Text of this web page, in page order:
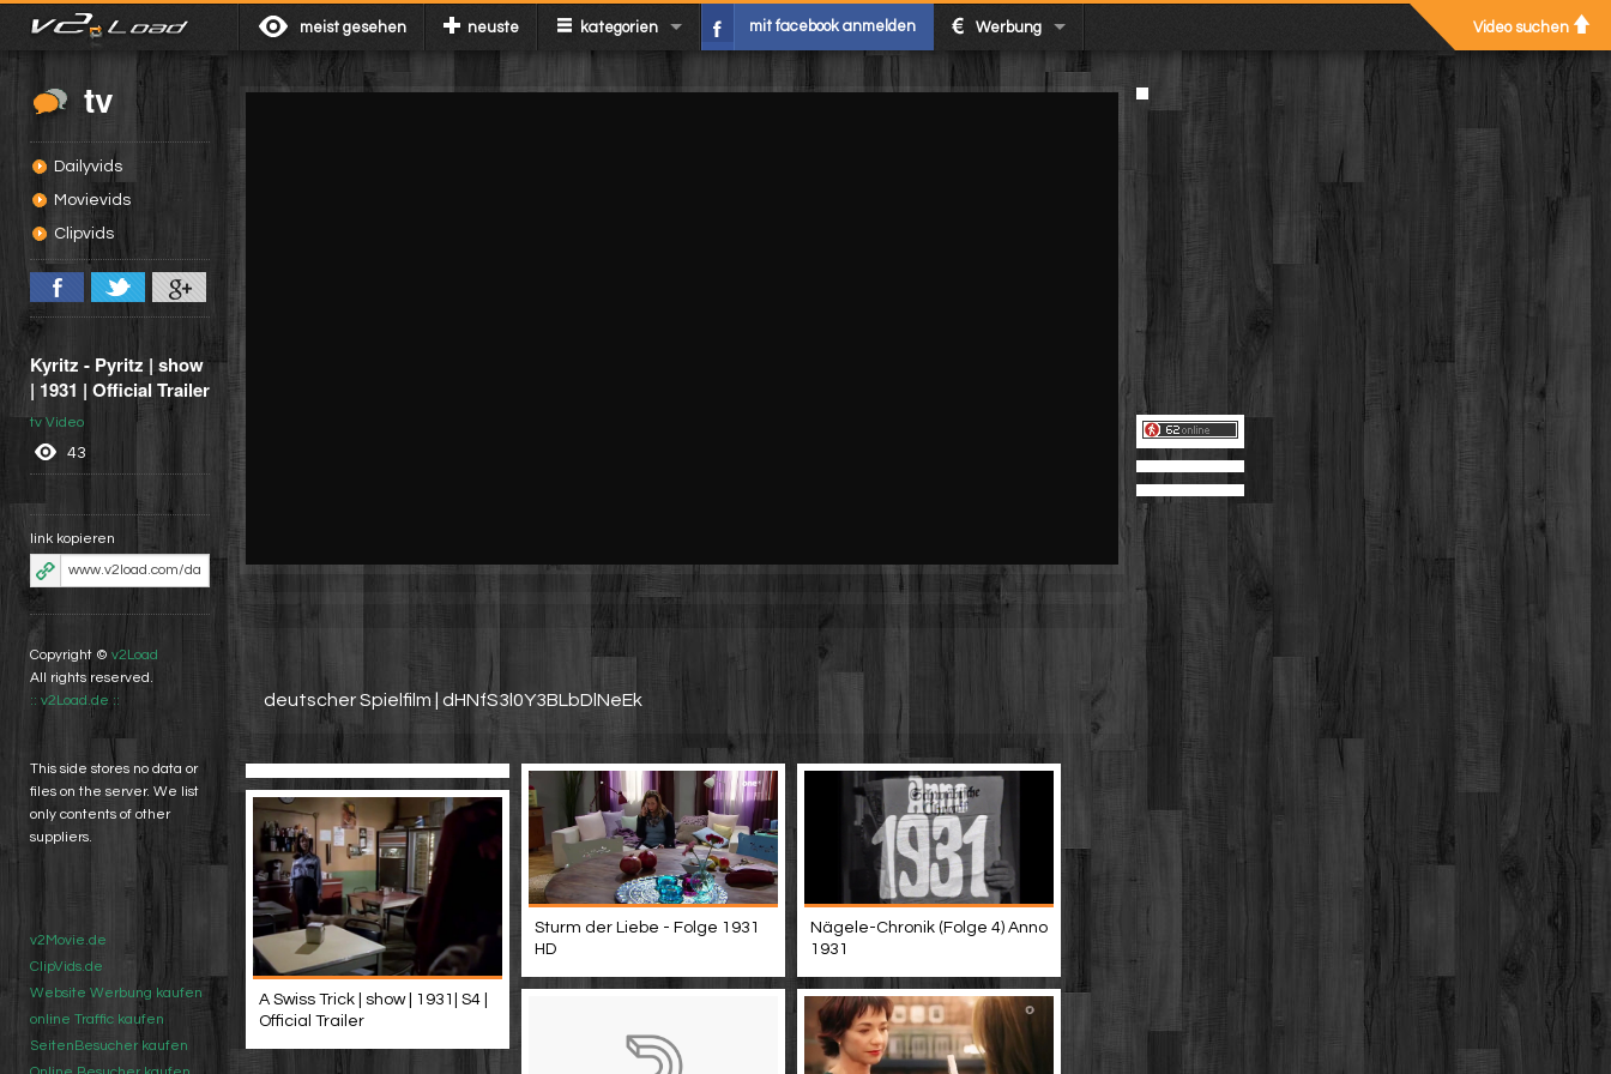
meist gesehen neuste kategorien mit facebook anmelden Werbung Video suchen
tv
Dailyvids
Movievids
Clipvids
Kyritz - Pyritz | show
| 1931 | Official Trailer
tv Video
43
link kopieren
Copyright © v2Load
All rights reserved.
:: v2Load.de ::
This side stores no data or
files on the server. We list
only contents of other
suppliers.
v2Movie.de
ClipVids.de
Website Werbung kaufen
online Traffic kaufen
SeitenBesucher kaufen
deutscher Spielfilm | dHNfS3l0Y3BLbDlNeEk
Sturm der Liebe - Folge 1931
HD
Nägele-Chronik (Folge 4) Anno
1931
A Swiss Trick | show | 1931| S4 |
Official Trailer